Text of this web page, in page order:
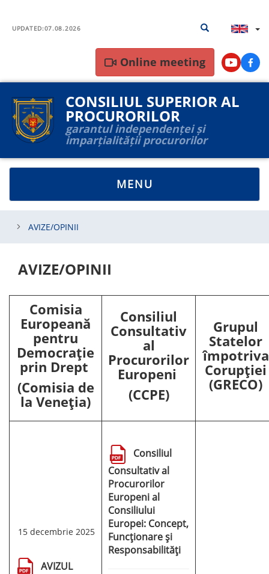
UPDATED:07.08.2026
Search
results
Search results
Online meeting Youtube
CONSILIUL SUPERIOR AL
PROCURORILOR
garantul independenței și
imparțialității procurorilor
TOGGLE
NAVIGATION
MENU
AVIZE/OPINII
AVIZE/OPINII
Comisia
Europeană
pentru
Democrație
prin Drept
(Comisia de
la Veneția)
Consiliul
Consultativ
al
Procurorilor
Europeni
(CCPE)
Grupul
Statelor
împotriva
Corupției
(GRECO)
15 decembrie 2025
AVIZUL
Consiliul
Consultativ al
Procurorilor
Europeni al
Consiliului
Europei: Concept,
Funcționare și
Responsabilități